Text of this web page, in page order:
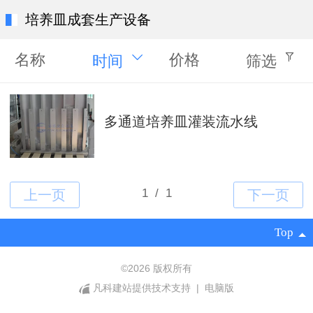
培养皿成套生产设备
名称 时间 价格 筛选
多通道培养皿灌装流水线
Top
©2026 版权所有
凡科建站提供技术支持
| 电脑版